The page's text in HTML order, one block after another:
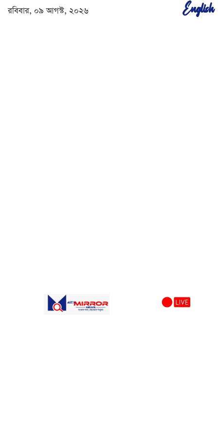
রবিবার, ০৯ আগস্ট, ২০২৬ English